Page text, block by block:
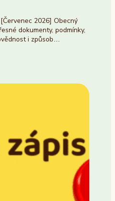
2026] Obecný
dokumenty, podmínky,
i způsob…